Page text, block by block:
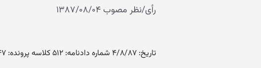
رأی/نظر مصوب ۱۳۸۷/۰۸/۰۴
تاریخ: ۴/۸/۸۷ شماره دادنامه: ۵۱۲ کلاسه پرونده: ۸۷/۵۴۷